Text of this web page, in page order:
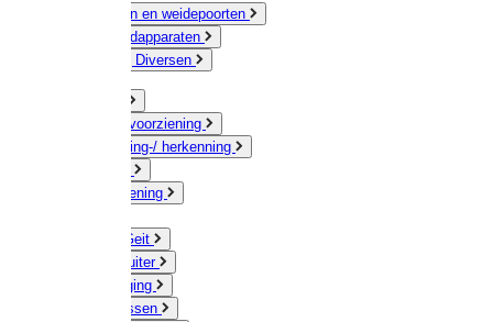
Doorgangen en weidepoorten
Schrikdraadapparaten
Afrastering Diversen
Drinkwatervoorziening
Veemarkering-/ herkenning
Voervoorziening
Schaap / Geit
Paard & Ruiter
Veeverzorging
Scheermessen